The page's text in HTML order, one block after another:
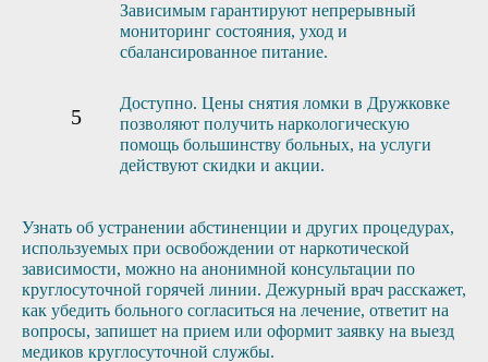
Зависимым гарантируют непрерывный
мониторинг состояния, уход и
сбалансированное питание.
Доступно. Цены снятия ломки в Дружковке
позволяют получить наркологическую
помощь большинству больных, на услуги
действуют скидки и акции.
Узнать об устранении абстиненции и других процедурах,
используемых при освобождении от наркотической
зависимости, можно на анонимной консультации по
круглосуточной горячей линии. Дежурный врач расскажет,
как убедить больного согласиться на лечение, ответит на
вопросы, запишет на прием или оформит заявку на выезд
медиков круглосуточной службы.